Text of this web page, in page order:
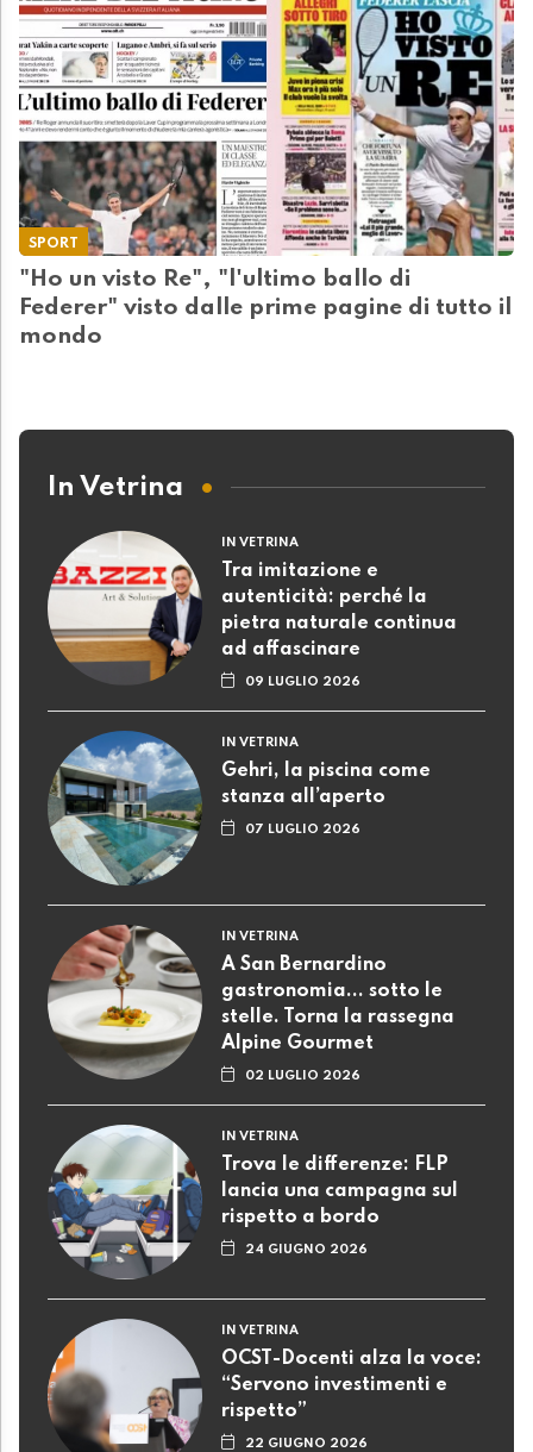
SPORT
"Ho un visto Re", "l'ultimo ballo di
Federer" visto dalle prime pagine di tutto il
mondo
In Vetrina
IN VETRINA
Tra imitazione e
autenticità: perché la
pietra naturale continua
ad affascinare
09 LUGLIO 2026
IN VETRINA
Gehri, la piscina come
stanza all’aperto
07 LUGLIO 2026
IN VETRINA
A San Bernardino
gastronomia... sotto le
stelle. Torna la rassegna
Alpine Gourmet
02 LUGLIO 2026
IN VETRINA
Trova le differenze: FLP
lancia una campagna sul
rispetto a bordo
24 GIUGNO 2026
IN VETRINA
OCST-Docenti alza la voce:
“Servono investimenti e
rispetto”
22 GIUGNO 2026